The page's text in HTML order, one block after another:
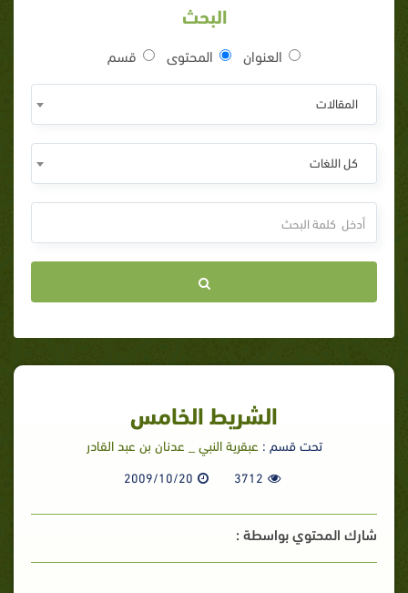
البحث
العنوان المحتوى قسم
المقالات
كل اللغات
الشريط الخامس
تحت قسم : عبقرية النبي _ عدنان بن عبد القادر
3712
2009/10/20
شارك المحتوي بواسطة :